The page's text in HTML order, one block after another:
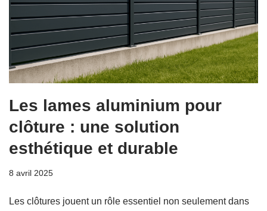
Les lames aluminium pour
clôture : une solution
esthétique et durable
8 avril 2025
Les clôtures jouent un rôle essentiel non seulement dans